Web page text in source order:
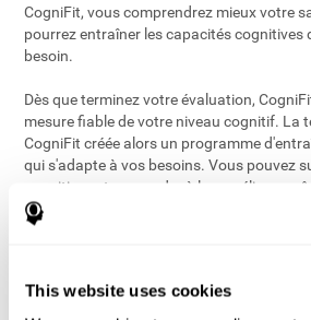
This website uses cookies
CogniFit, vous comprendrez mieux votre
pourrez entraîner les capacités cognitives
besoin.
Dès que terminez votre évaluation,
mesure fiable de votre niveau cognitif. La
CogniFit créée alors un programme
qui s'adapte à vos besoins. Vous pouvez
cognitives et apprendre à les améliorer
entraînements mentaux faits sur mesure.
décider du type d'entraînement que vous
Tous les exercices d'entraînement mental